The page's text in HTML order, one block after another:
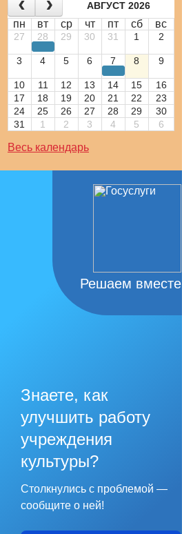
АВГУСТ 2026
пн вт ср чт пт сб вс
27 28 29 30 31 1 2
3 4 5 6 7 8 9
10 11 12 13 14 15
16
17
18 19 20 21 22
23
24
25 26 27 28 29
30
31
1 2 3 4 5 6
Весь календарь
Решаем вместе
Знаете, как
улучшить работу
учреждения
культуры?
Столкнулись с проблемой —
сообщите о ней!